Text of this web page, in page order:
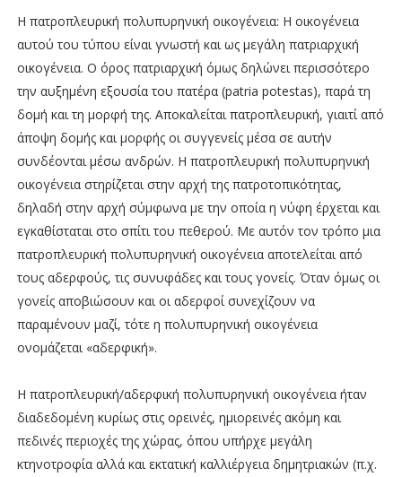
Η πατροπλευρική πολυπυρηνική οικογένεια: Η οικογένεια
αυτού του τύπου είναι γνωστή και ως μεγάλη πατριαρχική
οικογένεια. Ο όρος πατριαρχική όμως δηλώνει περισσότερο
την αυξημένη εξουσία του πατέρα (patria potestas), παρά τη
δομή και τη μορφή της. Αποκαλείται πατροπλευρική, γιαιτί από
άποψη δομής και μορφής οι συγγενείς μέσα σε αυτήν
συνδέονται μέσω ανδρών. Η πατροπλευρική πολυπυρηνική
οικογένεια στηρίζεται στην αρχή της πατροτοπικότητας,
δηλαδή στην αρχή σύμφωνα με την οποία η νύφη έρχεται και
εγκαθίσταται στο σπίτι του πεθερού. Με αυτόν τον τρόπο μια
πατροπλευρική πολυπυρηνική οικογένεια αποτελείται από
τους αδερφούς, τις συνυφάδες και τους γονείς. Όταν όμως οι
γονείς αποβιώσουν και οι αδερφοί συνεχίζουν να
παραμένουν μαζί, τότε η πολυπυρηνική οικογένεια
ονομάζεται «αδερφική».
Η πατροπλευρική/αδερφική πολυπυρηνική οικογένεια ήταν
διαδεδομένη κυρίως στις ορεινές, ημιορεινές ακόμη και
πεδινές περιοχές της χώρας, όπου υπήρχε μεγάλη
κτηνοτροφία αλλά και εκτατική καλλιέργεια δημητριακών (π.χ.